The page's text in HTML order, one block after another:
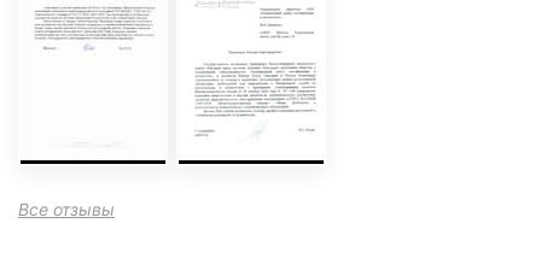
Все отзывы